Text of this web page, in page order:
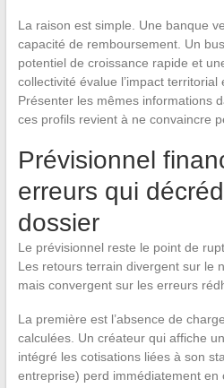
La raison est simple. Une banque
capacité de remboursement. Un
potentiel de croissance rapide et
collectivité évalue l’impact territorial
Présenter les mêmes informations
ces profils revient à ne convaincre
Prévisionnel
erreurs qui
dossier
Le prévisionnel reste le point de
Les retours terrain divergent sur le
mais convergent sur les erreurs
La première est l’absence de
calculées. Un créateur qui affiche
intégré les cotisations liées à son
entreprise) perd immédiatement en